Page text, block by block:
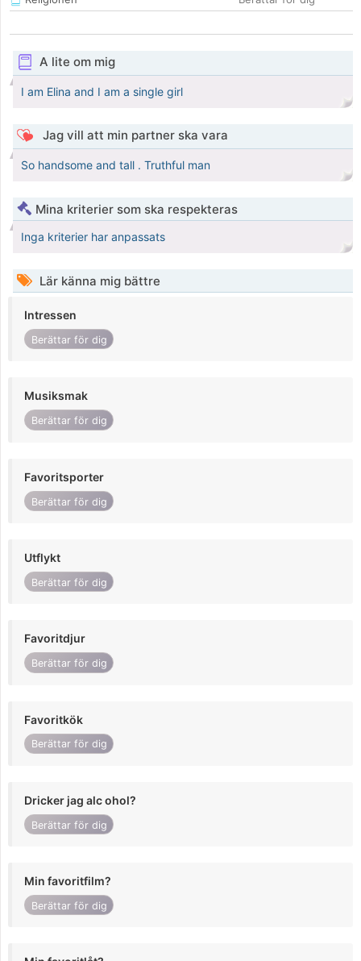
A lite om mig
I am Elina and I am a single girl
Jag vill att min partner ska vara
So handsome and tall . Truthful man
Mina kriterier som ska respekteras
Inga kriterier har anpassats
Lär känna mig bättre
Intressen
Berättar för dig
Musiksmak
Berättar för dig
Favoritsporter
Berättar för dig
Utflykt
Berättar för dig
Favoritdjur
Berättar för dig
Favoritkök
Berättar för dig
Dricker jag alc ohol?
Berättar för dig
Min favoritfilm?
Berättar för dig